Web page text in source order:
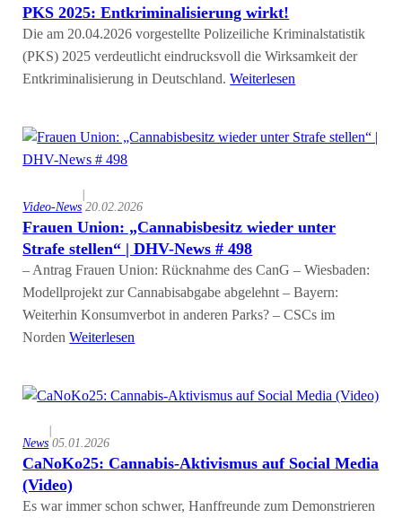
PKS 2025: Entkriminalisierung wirkt!
Die am 20.04.2026 vorgestellte Polizeiliche Kriminalstatistik
(PKS) 2025 verdeutlicht eindrucksvoll die Wirksamkeit der
Entkriminalisierung in Deutschland.Weiterlesen
Video-News
|
20.02.2026
Frauen Union: „Cannabisbesitz wieder unter
Strafe stellen“ | DHV-News # 498
– Antrag Frauen Union: Rücknahme des CanG – Wiesbaden:
Modellprojekt zur Cannabisabgabe abgelehnt – Bayern:
Weiterhin Konsumverbot in anderen Parks? – CSCs im
NordenWeiterlesen
News
|
05.01.2026
CaNoKo25: Cannabis-Aktivismus auf Social Media
(Video)
Es war immer schon schwer, Hanffreunde zum Demonstrieren